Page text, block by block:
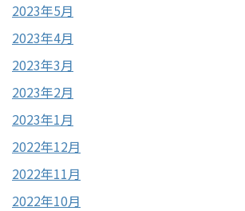
2023年5月
2023年4月
2023年3月
2023年2月
2023年1月
2022年12月
2022年11月
2022年10月